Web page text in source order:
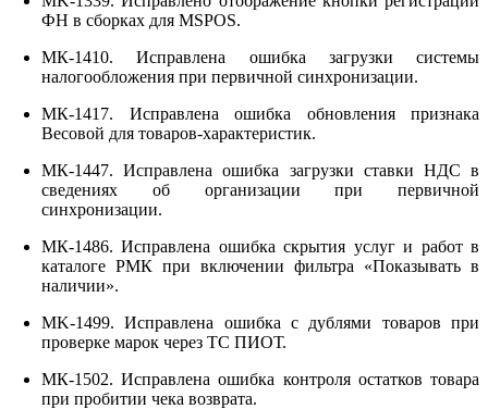
ФН в сборках для MSPOS.
МК-1410. Исправлена ошибка загрузки системы
налогообложения при первичной синхронизации.
МК-1417. Исправлена ошибка обновления признака
Весовой для товаров-характеристик.
МК-1447. Исправлена ошибка загрузки ставки НДС в
сведениях об организации при первичной
синхронизации.
МК-1486. Исправлена ошибка скрытия услуг и работ в
каталоге РМК при включении фильтра «Показывать в
наличии».
MK-1499. Исправлена ошибка с дублями товаров при
проверке марок через ТС ПИОТ.
МК-1502. Исправлена ошибка контроля остатков товара
при пробитии чека возврата.